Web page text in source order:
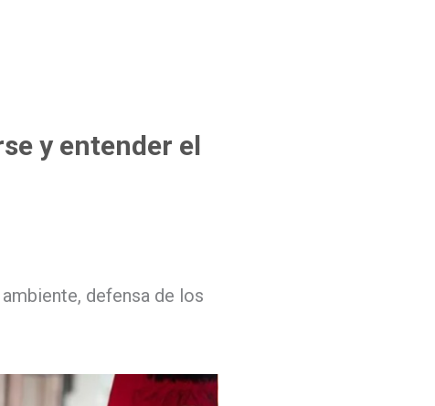
y entender el
defensa de los